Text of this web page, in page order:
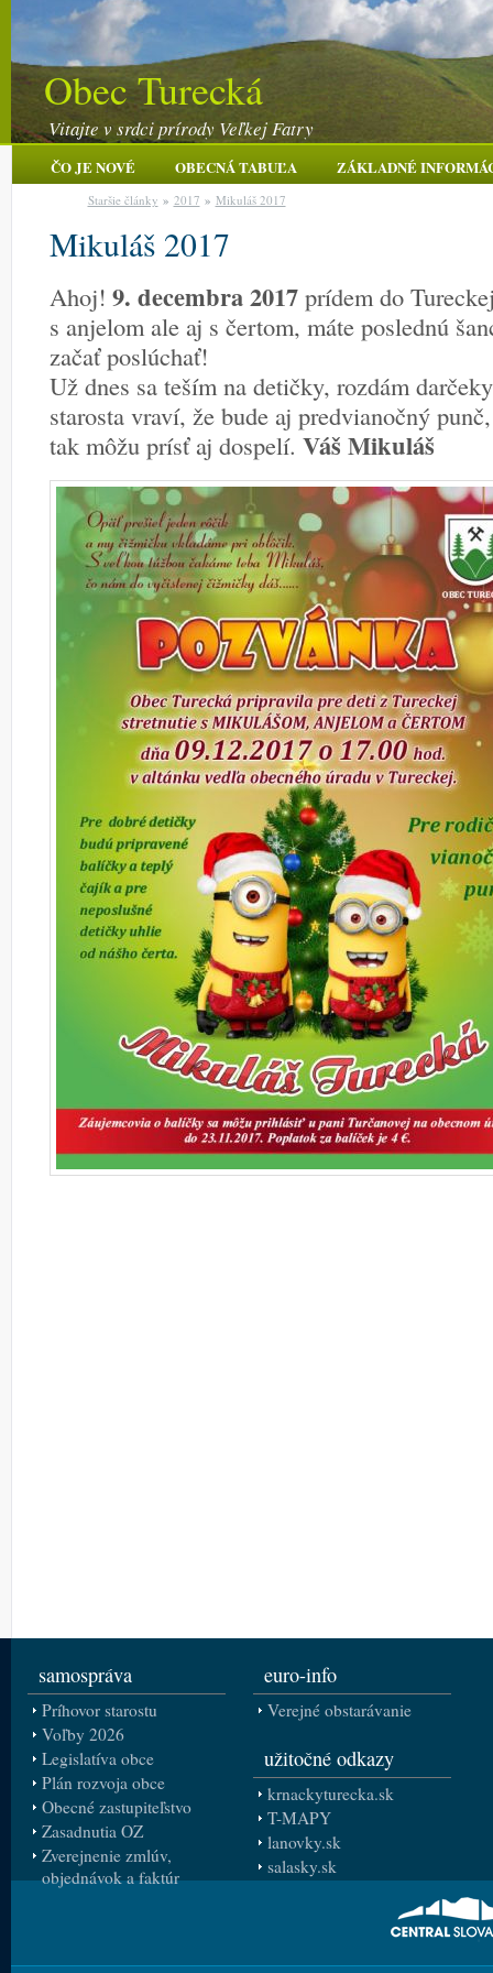
Obec Turecká
Vitajte v srdci prírody Veľkej Fatry
ČO JE NOVÉ OBECNÁ TABUĽA ZÁKLADNÉ
Mikuláš 2017
Staršie články » 2017 » Mikuláš 2017
Ahoj! 9. decembra 2017prídem do
s anjelom ale aj s čertom, máte poslednú
začať poslúchať!
Už dnes sa teším na detičky, rozdám
starosta vraví, že bude aj predvianočný punč,
tak môžu prísť aj dospelí. Váš Mikuláš
samospráva
Príhovor starostu
Voľby 2026
Legislatíva obce
Plán rozvoja obce
Obecné zastupiteľstvo
Zasadnutia OZ
Zverejnenie zmlúv,
objednávok a faktúr
euro-info
Verejné obstarávanie
užitočné odkazy
krnackyturecka.sk
T-MAPY
lanovky.sk
salasky.sk